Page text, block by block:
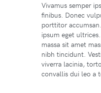
Vivamus semper
finibus. Donec
porttitor
ipsum eget
massa sit amet
nibh tincidunt.
viverra lacinia,
convallis dui leo a